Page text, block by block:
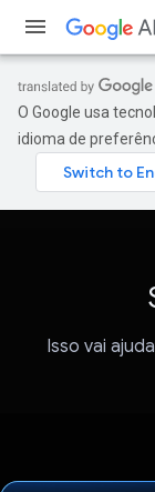
O Google usa
idioma de
Isso vai